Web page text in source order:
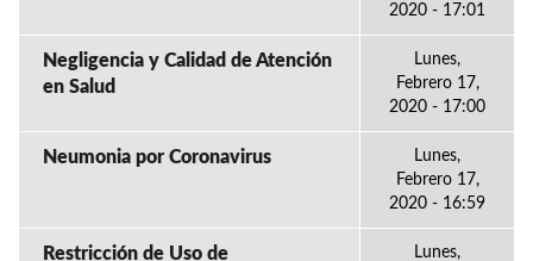
2020 - 17:01
Negligencia y Calidad de Atención
en Salud
Lunes,
Febrero 17,
2020 - 17:00
Neumonia por Coronavirus
Lunes,
Febrero 17,
2020 - 16:59
Restricción de Uso de
Lunes,